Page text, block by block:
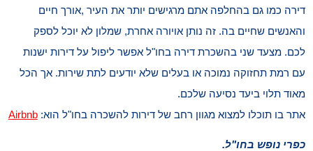
דירה כמו גם בהחלפה אתם מרגישים יותר את העיר ,אורך חיים
והאנשים שחיים בה. זה נותן אויורה אחרת, שמלון לא יוכל לספק
לכם. מצעד שני בהשכרת דירה בחו"ל אפשר ליפול על דירות ישנות
עם רמת תחזוקה נמוכה או בעלים שלא יודעים לתת שירות. אך הכל
מאוד תלוי ביעד נסיעה שלכם.
אתר בו תוכלו למצוא מגוון רחב של דירות להשכרה בחו"ל הוא:Airbnb
כפרי נופש בחו"ל.